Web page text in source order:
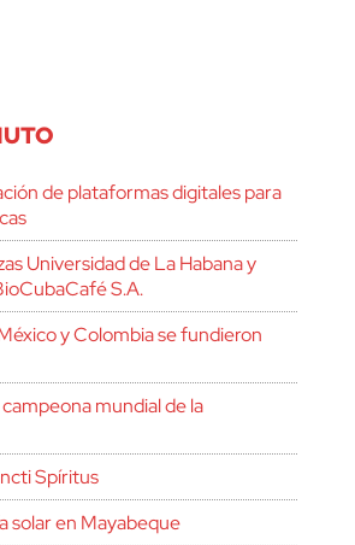
de plataformas digitales para
Universidad de La Habana y
S.A.
y Colombia se fundieron
mundial de la
Spíritus
solar en Mayabeque